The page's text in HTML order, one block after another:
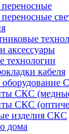
аксессуары
технологии
кабеля
оборудование
СКС
СКС
изделия СКС
дома